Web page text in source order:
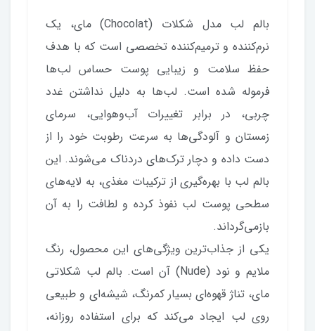
بالم لب مدل شکلات (Chocolat) مای، یک
نرم‌کننده و ترمیم‌کننده تخصصی است که با هدف
حفظ سلامت و زیبایی پوست حساس لب‌ها
فرموله شده است. لب‌ها به دلیل نداشتن غدد
چربی، در برابر تغییرات آب‌وهوایی، سرمای
زمستان و آلودگی‌ها به سرعت رطوبت خود را از
دست داده و دچار ترک‌های دردناک می‌شوند. این
بالم لب با بهره‌گیری از ترکیبات مغذی، به لایه‌های
سطحی پوست لب نفوذ کرده و لطافت را به آن
بازمی‌گرداند.
یکی از جذاب‌ترین ویژگی‌های این محصول، رنگ
ملایم و نود (Nude) آن است. بالم لب شکلاتی
مای، تناژ قهوه‌ای بسیار کمرنگ، شیشه‌ای و طبیعی
روی لب ایجاد می‌کند که برای استفاده روزانه،